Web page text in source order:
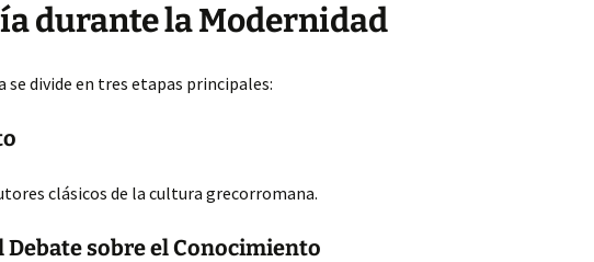
durante la Modernidad
divide en tres etapas principales:
clásicos de la cultura grecorromana.
Debate sobre el Conocimiento